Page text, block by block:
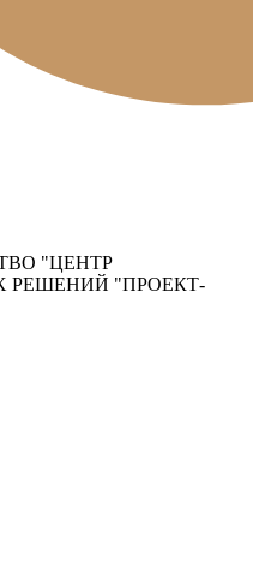
"ЦЕНТР
РЕШЕНИЙ "ПРОЕКТ-